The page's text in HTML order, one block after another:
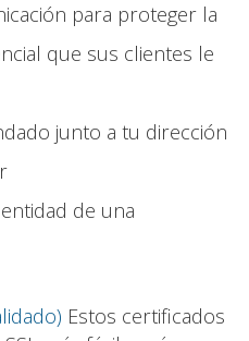
para proteger la
que sus clientes le
junto a tu dirección
de una
Estos certificados